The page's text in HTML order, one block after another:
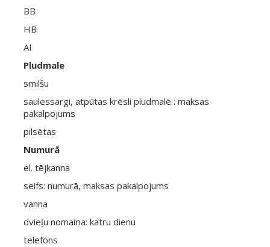
BB
HB
AI
Pludmale
smilšu
saulessargi, atpūtas krēsli pludmalē : maksas
pakalpojums
pilsētas
Numurā
el. tējkanna
seifs: numurā, maksas pakalpojums
vanna
dvieļu nomaiņa: katru dienu
telefons